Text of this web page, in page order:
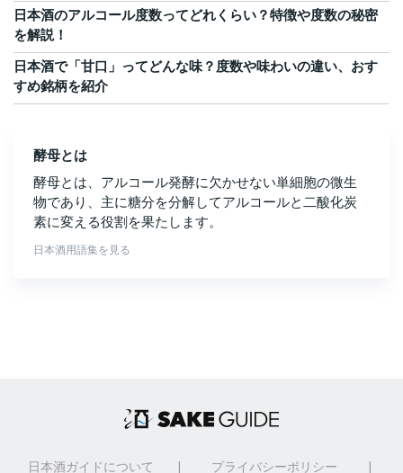
日本酒のアルコール度数ってどれくらい？特徴や度数の秘密
を解説！
日本酒で「甘口」ってどんな味？度数や味わいの違い、おす
すめ銘柄を紹介
酵母とは
酵母とは、アルコール発酵に欠かせない単細胞の微生
物であり、主に糖分を分解してアルコールと二酸化炭
素に変える役割を果たします。
日本酒用語集を見る
日本酒ガイドについて | プライバシーポリシー |